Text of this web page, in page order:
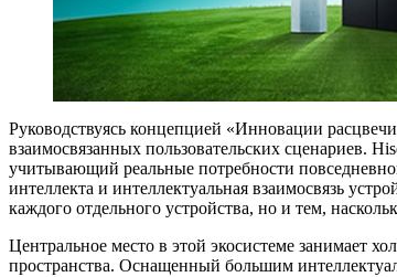
Руководствуясь концепцией «Инновации
взаимосвязанных пользовательских сценариев.
учитывающий реальные потребности
интеллекта и интеллектуальная взаимосвязь
каждого отдельного устройства, но и тем,
Центральное место в этой экосистеме занимает
пространства. Оснащенный большим